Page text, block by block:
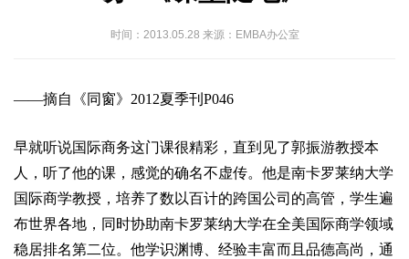
时间：2013.05.28 来源：EMBA办公室
——摘自《同窗》2012夏季刊P046
早就听说国际商务这门课很精彩，直到见了郭振游教授本
人，听了他的课，感觉的确名不虚传。他是南卡罗莱纳大学
国际商学教授，培养了数以百计的跨国公司的高管，学生遍
布世界各地，同时协助南卡罗莱纳大学在全美国际商学领域
稳居排名第二位。他学识渊博、经验丰富而且品德高尚，通